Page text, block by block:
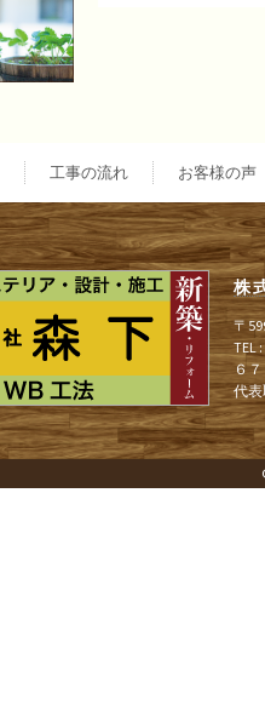
ナ
ビ
ゲ
ー
シ
工事の流れ お客様の声
株
〒
TEL
６
代